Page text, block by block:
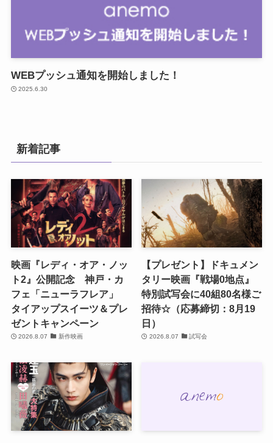
WEBプッシュ通知を開始しました！
2025.6.30
新着記事
映画『レディ・オア・ノッ
ト2』公開記念 神戸・カ
フェ「ニューラフレア」
タイアップスイーツ＆プレ
ゼントキャンペーン
2026.8.07 新作映画
【プレゼント】ドキュメン
タリー映画『戦場0地点』
特別試写会に40組80名様ご
招待☆（応募締切：8月19
日）
2026.8.07 試写会